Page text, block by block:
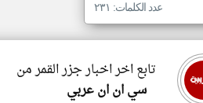
عدد الكلمات: ٢٣١
تابع اخر اخبار جزر القمر من
سي ان ان عربي